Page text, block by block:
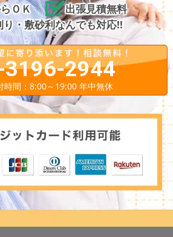
ＯＫ
出張見積無料
り・敷砂利なんでも対応!!
2944
時間：8:00～19:00 年中無休